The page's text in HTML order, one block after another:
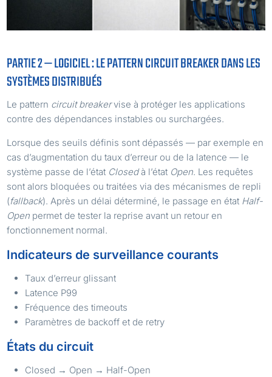
PARTIE 2 — LOGICIEL : LE PATTERN CIRCUIT BREAKER DANS LES
SYSTÈMES DISTRIBUÉS
Le pattern circuit breakervise à protéger les applications
contre des dépendances instables ou surchargées.
Lorsque des seuils définis sont dépassés — par exemple en
cas d’augmentation du taux d’erreur ou de la latence — le
système passe de l’état Closedà l’état Open. Les requêtes
sont alors bloquées ou traitées via des mécanismes de repli
(fallback). Après un délai déterminé, le passage en état Half-
Open permet de tester la reprise avant un retour en
fonctionnement normal.
Indicateurs de surveillance courants
Taux d’erreur glissant
Latence P99
Fréquence des timeouts
Paramètres de backoff et de retry
États du circuit
Closed → Open → Half-Open